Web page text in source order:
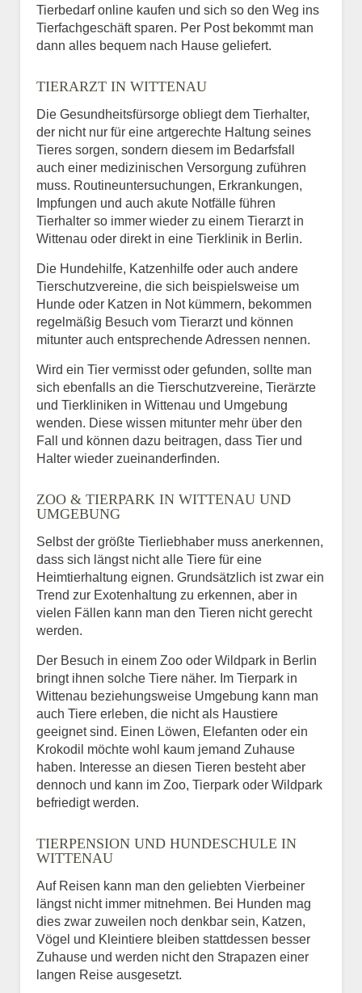
Tierbedarf online kaufen und sich so den Weg ins
Tierfachgeschäft sparen. Per Post bekommt man
dann alles bequem nach Hause geliefert.
TIERARZT IN WITTENAU
Die Gesundheitsfürsorge obliegt dem Tierhalter,
der nicht nur für eine artgerechte Haltung seines
Tieres sorgen, sondern diesem im Bedarfsfall
auch einer medizinischen Versorgung zuführen
muss. Routineuntersuchungen, Erkrankungen,
Impfungen und auch akute Notfälle führen
Tierhalter so immer wieder zu einem Tierarzt in
Wittenau oder direkt in eine Tierklinik in Berlin.
Die Hundehilfe, Katzenhilfe oder auch andere
Tierschutzvereine, die sich beispielsweise um
Hunde oder Katzen in Not kümmern, bekommen
regelmäßig Besuch vom Tierarzt und können
mitunter auch entsprechende Adressen nennen.
Wird ein Tier vermisst oder gefunden, sollte man
sich ebenfalls an die Tierschutzvereine, Tierärzte
und Tierkliniken in Wittenau und Umgebung
wenden. Diese wissen mitunter mehr über den
Fall und können dazu beitragen, dass Tier und
Halter wieder zueinanderfinden.
ZOO & TIERPARK IN WITTENAU UND
UMGEBUNG
Selbst der größte Tierliebhaber muss anerkennen,
dass sich längst nicht alle Tiere für eine
Heimtierhaltung eignen. Grundsätzlich ist zwar ein
Trend zur Exotenhaltung zu erkennen, aber in
vielen Fällen kann man den Tieren nicht gerecht
werden.
Der Besuch in einem Zoo oder Wildpark in Berlin
bringt ihnen solche Tiere näher. Im Tierpark in
Wittenau beziehungsweise Umgebung kann man
auch Tiere erleben, die nicht als Haustiere
geeignet sind. Einen Löwen, Elefanten oder ein
Krokodil möchte wohl kaum jemand Zuhause
haben. Interesse an diesen Tieren besteht aber
dennoch und kann im Zoo, Tierpark oder Wildpark
befriedigt werden.
TIERPENSION UND HUNDESCHULE IN
WITTENAU
Auf Reisen kann man den geliebten Vierbeiner
längst nicht immer mitnehmen. Bei Hunden mag
dies zwar zuweilen noch denkbar sein, Katzen,
Vögel und Kleintiere bleiben stattdessen besser
Zuhause und werden nicht den Strapazen einer
langen Reise ausgesetzt.